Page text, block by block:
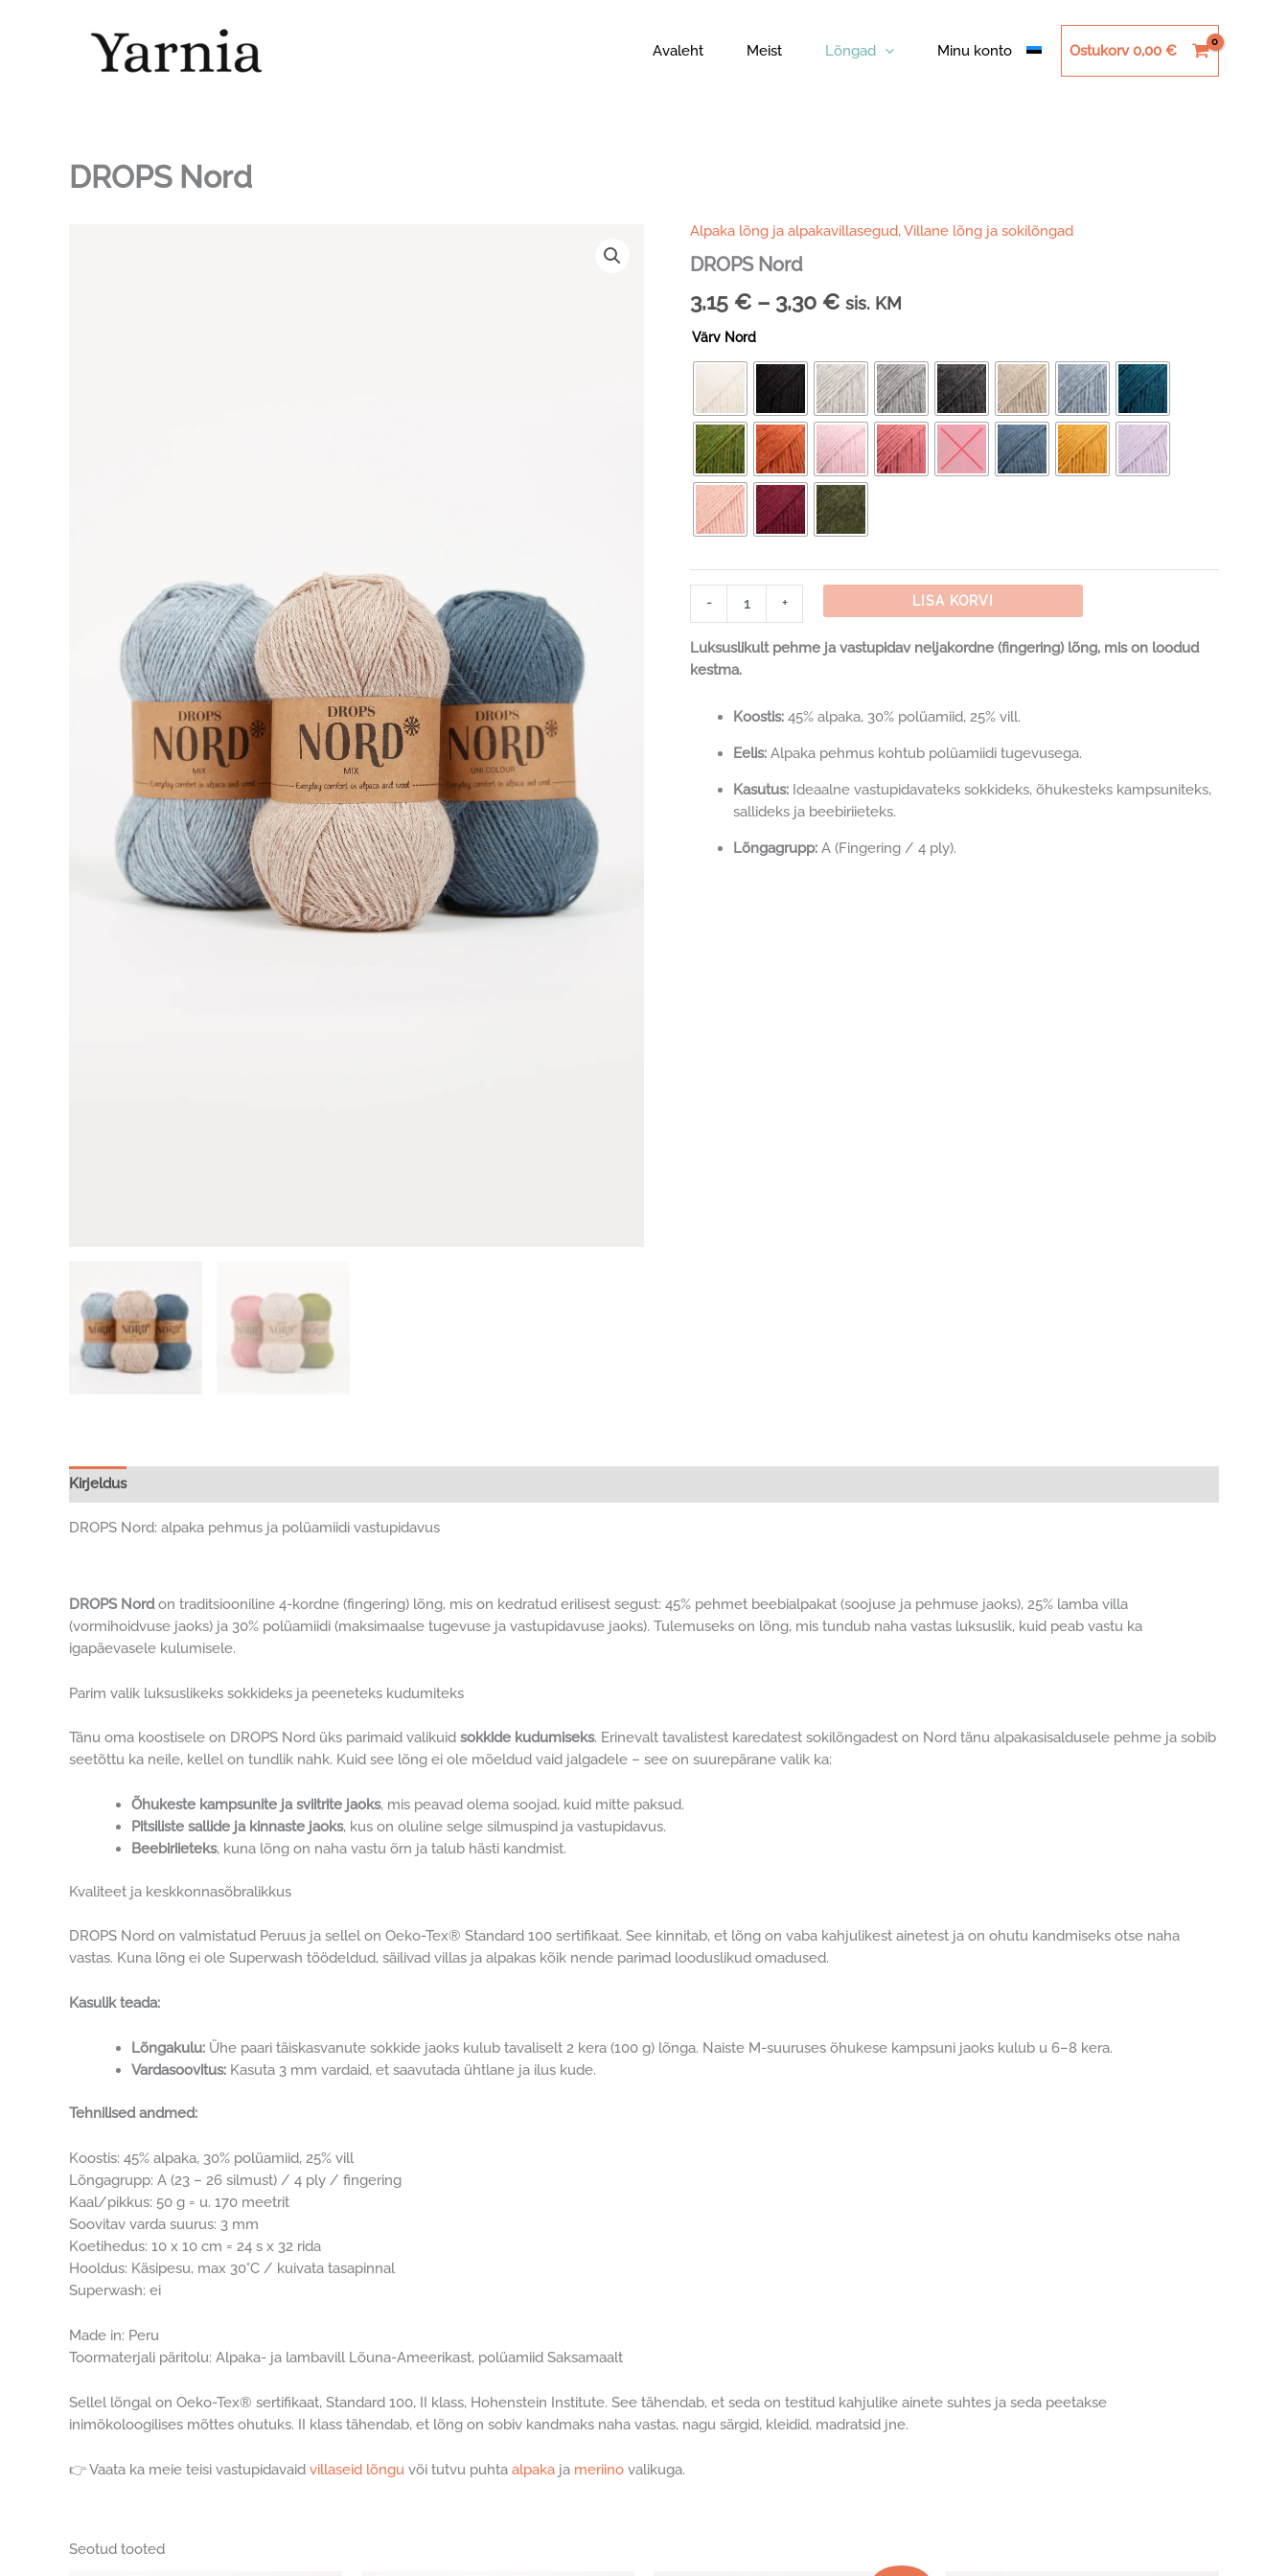
Avaleht Meist Lõngad Minu konto Ostukorv0,00 €
DROPS Nord
Alpaka lõng ja alpakavillasegud,Villane lõng ja sokilõngad
DROPS Nord
3,15 € – 3,30 €Hinnavahemik:
kuni
3,30 €
sis. KM
Värv Nord
- + LISA KORVI
Luksuslikult pehme ja vastupidav neljakordne (fingering) lõng, mis on loodud
kestma.
Koostis: 45% alpaka, 30% polüamiid, 25% vill.
Eelis: Alpaka pehmus kohtub polüamiidi tugevusega.
Kasutus: Ideaalne vastupidavateks sokkideks, õhukesteks kampsuniteks,
sallideks ja beebiriieteks.
Lõngagrupp: A (Fingering / 4 ply).
Kirjeldus
DROPS Nord: alpaka pehmus ja polüamiidi vastupidavus
DROPS Nordon traditsiooniline 4-kordne (fingering) lõng, mis on kedratud erilisest segust: 45% pehmet beebialpakat (soojuse ja pehmuse jaoks), 25% lamba villa
(vormihoidvuse jaoks) ja 30% polüamiidi (maksimaalse tugevuse ja vastupidavuse jaoks). Tulemuseks on lõng, mis tundub naha vastas luksuslik, kuid peab vastu ka
igapäevasele kulumisele.
Parim valik luksuslikeks sokkideks ja peeneteks kudumiteks
Tänu oma koostisele on DROPS Nord üks parimaid valikuid sokkide kudumiseks. Erinevalt tavalistest karedatest sokilõngadest on Nord tänu alpakasisaldusele pehme ja sobib
seetõttu ka neile, kellel on tundlik nahk. Kuid see lõng ei ole mõeldud vaid jalgadele – see on suurepärane valik ka:
Õhukeste kampsunite ja sviitrite jaoks, mis peavad olema soojad, kuid mitte paksud.
Pitsiliste sallide ja kinnaste jaoks, kus on oluline selge silmuspind ja vastupidavus.
Beebiriieteks, kuna lõng on naha vastu õrn ja talub hästi kandmist.
Kvaliteet ja keskkonnasõbralikkus
DROPS Nord on valmistatud Peruus ja sellel on Oeko-Tex® Standard 100 sertifikaat. See kinnitab, et lõng on vaba kahjulikest ainetest ja on ohutu kandmiseks otse naha
vastas. Kuna lõng ei ole Superwash töödeldud, säilivad villas ja alpakas kõik nende parimad looduslikud omadused.
Kasulik teada:
Lõngakulu: Ühe paari täiskasvanute sokkide jaoks kulub tavaliselt 2 kera (100 g) lõnga. Naiste M-suuruses õhukese kampsuni jaoks kulub u 6–8 kera.
Vardasoovitus: Kasuta 3 mm vardaid, et saavutada ühtlane ja ilus kude.
Tehnilised andmed:
Koostis: 45% alpaka, 30% polüamiid, 25% vill
Lõngagrupp: A (23 – 26 silmust) / 4 ply / fingering
Kaal/pikkus: 50 g = u. 170 meetrit
Soovitav varda suurus: 3 mm
Koetihedus: 10 x 10 cm = 24 s x 32 rida
Hooldus: Käsipesu, max 30°C / kuivata tasapinnal
Superwash: ei
Made in: Peru
Toormaterjali päritolu: Alpaka- ja lambavill Lõuna-Ameerikast, polüamiid Saksamaalt
Sellel lõngal on Oeko-Tex® sertifikaat, Standard 100, II klass, Hohenstein Institute. See tähendab, et seda on testitud kahjulike ainete suhtes ja seda peetakse
inimökoloogilises mõttes ohutuks. II klass tähendab, et lõng on sobiv kandmaks naha vastas, nagu särgid, kleidid, madratsid jne.
👉 Vaata ka meie teisi vastupidavaid villaseid lõngu või tutvu puhta alpaka ja meriino valikuga.
Seotud tooted